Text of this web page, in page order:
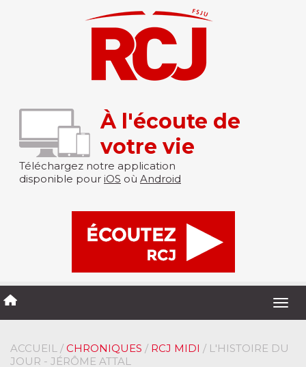
À l'écoute de
votre vie
Téléchargez notre application
disponible pour iOS où Android
ACCUEIL / CHRONIQUES / RCJ MIDI / L'HISTOIRE DU
JOUR - JÉRÔME ATTAL